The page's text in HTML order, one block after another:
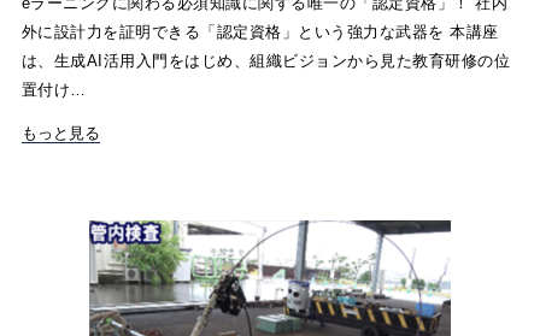
外に設計力を証明できる「認定資格」という強力な武器を 本講座
は、生成AI活用入門をはじめ、組織ビジョンから見た教育研修の位
置付け…
もっと見る